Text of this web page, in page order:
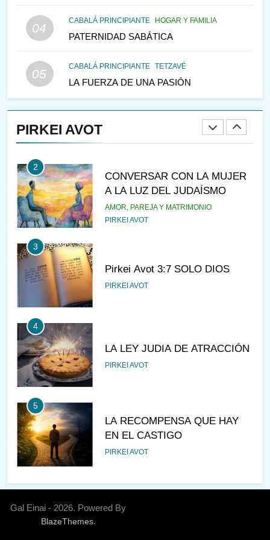
04
CABALÁ PRINCIPIANTE HOGAR Y FAMILIA
PATERNIDAD SABÁTICA
05
CABALÁ PRINCIPIANTE TETZAVÉ
LA FUERZA DE UNA PASIÓN
PIRKEI AVOT
VEAMOS ¿POR QUÉ
IEHOSHÚA? Y LA QUEJA DE
1
RAZI ¿QUIÉN ES SABIO?
2
CONVERSAR CON LA MUJER
A LA LUZ DEL JUDAÍSMO
AMOR, PAREJA Y MATRIMONIO
PIRKEI AVOT
3
Pirkei Avot 3:7 SOLO DIOS
PIRKEI AVOT
4
LA LEY JUDIA DE ATRACCIÓN
PIRKEI AVOT
5
LA RECOMPENSA QUE HAY
EN EL CASTIGO
PIRKEI AVOT
6
¿DE DÓNDE VIENES?
Gal Einai - 2026. Powered By
BlazeThemes.